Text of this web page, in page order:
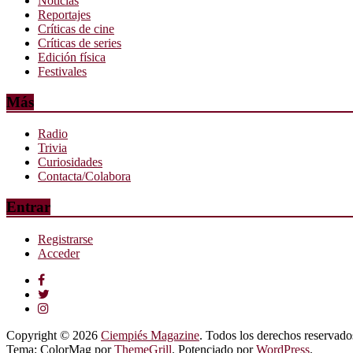
Reportajes
Críticas de cine
Críticas de series
Edición física
Festivales
Más
Radio
Trivia
Curiosidades
Contacta/Colabora
Entrar
Registrarse
Acceder
Copyright © 2026 Ciempiés Magazine. Todos los derechos
Tema: ColorMag porThemeGrill. Potenciado porWordPress.